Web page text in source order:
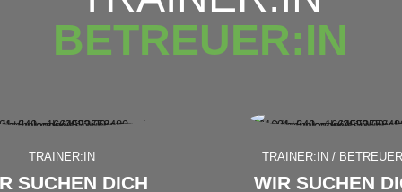
BETREUER:IN
TRAINER:IN
SUCHEN DICH
TRAINER:IN /
WIR SUCHEN